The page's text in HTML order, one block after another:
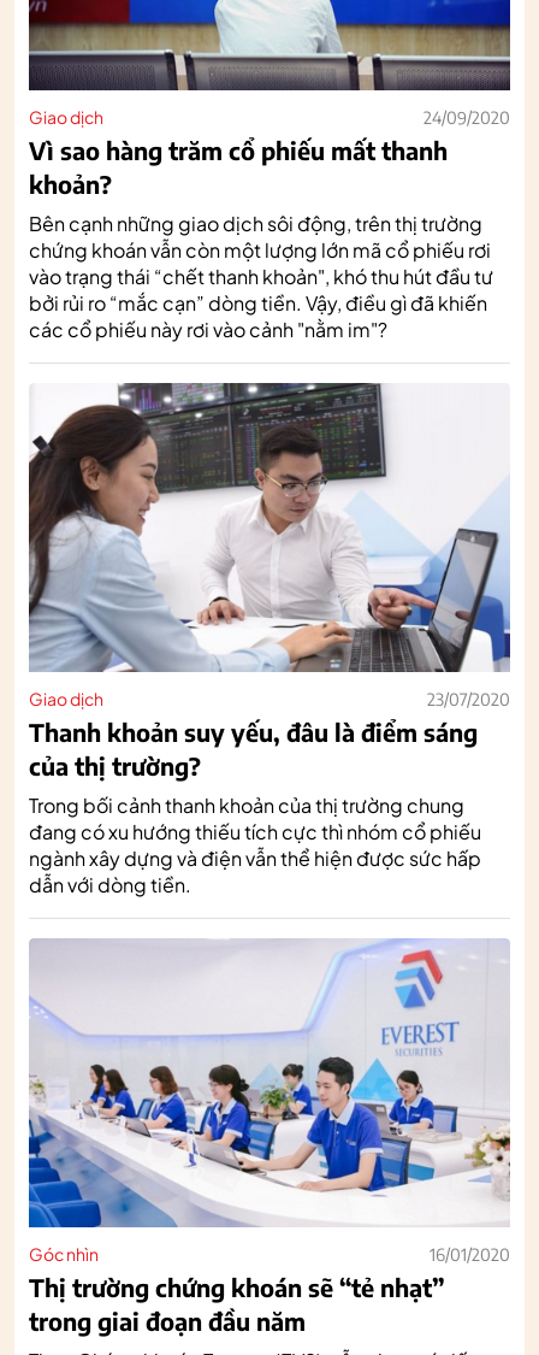
Giao dịch 24/09/2020
Vì sao hàng trăm cổ phiếu mất thanh
khoản?
Bên cạnh những giao dịch sôi động, trên thị trường
chứng khoán vẫn còn một lượng lớn mã cổ phiếu rơi
vào trạng thái “chết thanh khoản", khó thu hút đầu tư
bởi rủi ro “mắc cạn” dòng tiền. Vậy, điều gì đã khiến
các cổ phiếu này rơi vào cảnh "nằm im"?
Giao dịch 23/07/2020
Thanh khoản suy yếu, đâu là điểm sáng
của thị trường?
Trong bối cảnh thanh khoản của thị trường chung
đang có xu hướng thiếu tích cực thì nhóm cổ phiếu
ngành xây dựng và điện vẫn thể hiện được sức hấp
dẫn với dòng tiền.
Góc nhìn 16/01/2020
Thị trường chứng khoán sẽ “tẻ nhạt”
trong giai đoạn đầu năm